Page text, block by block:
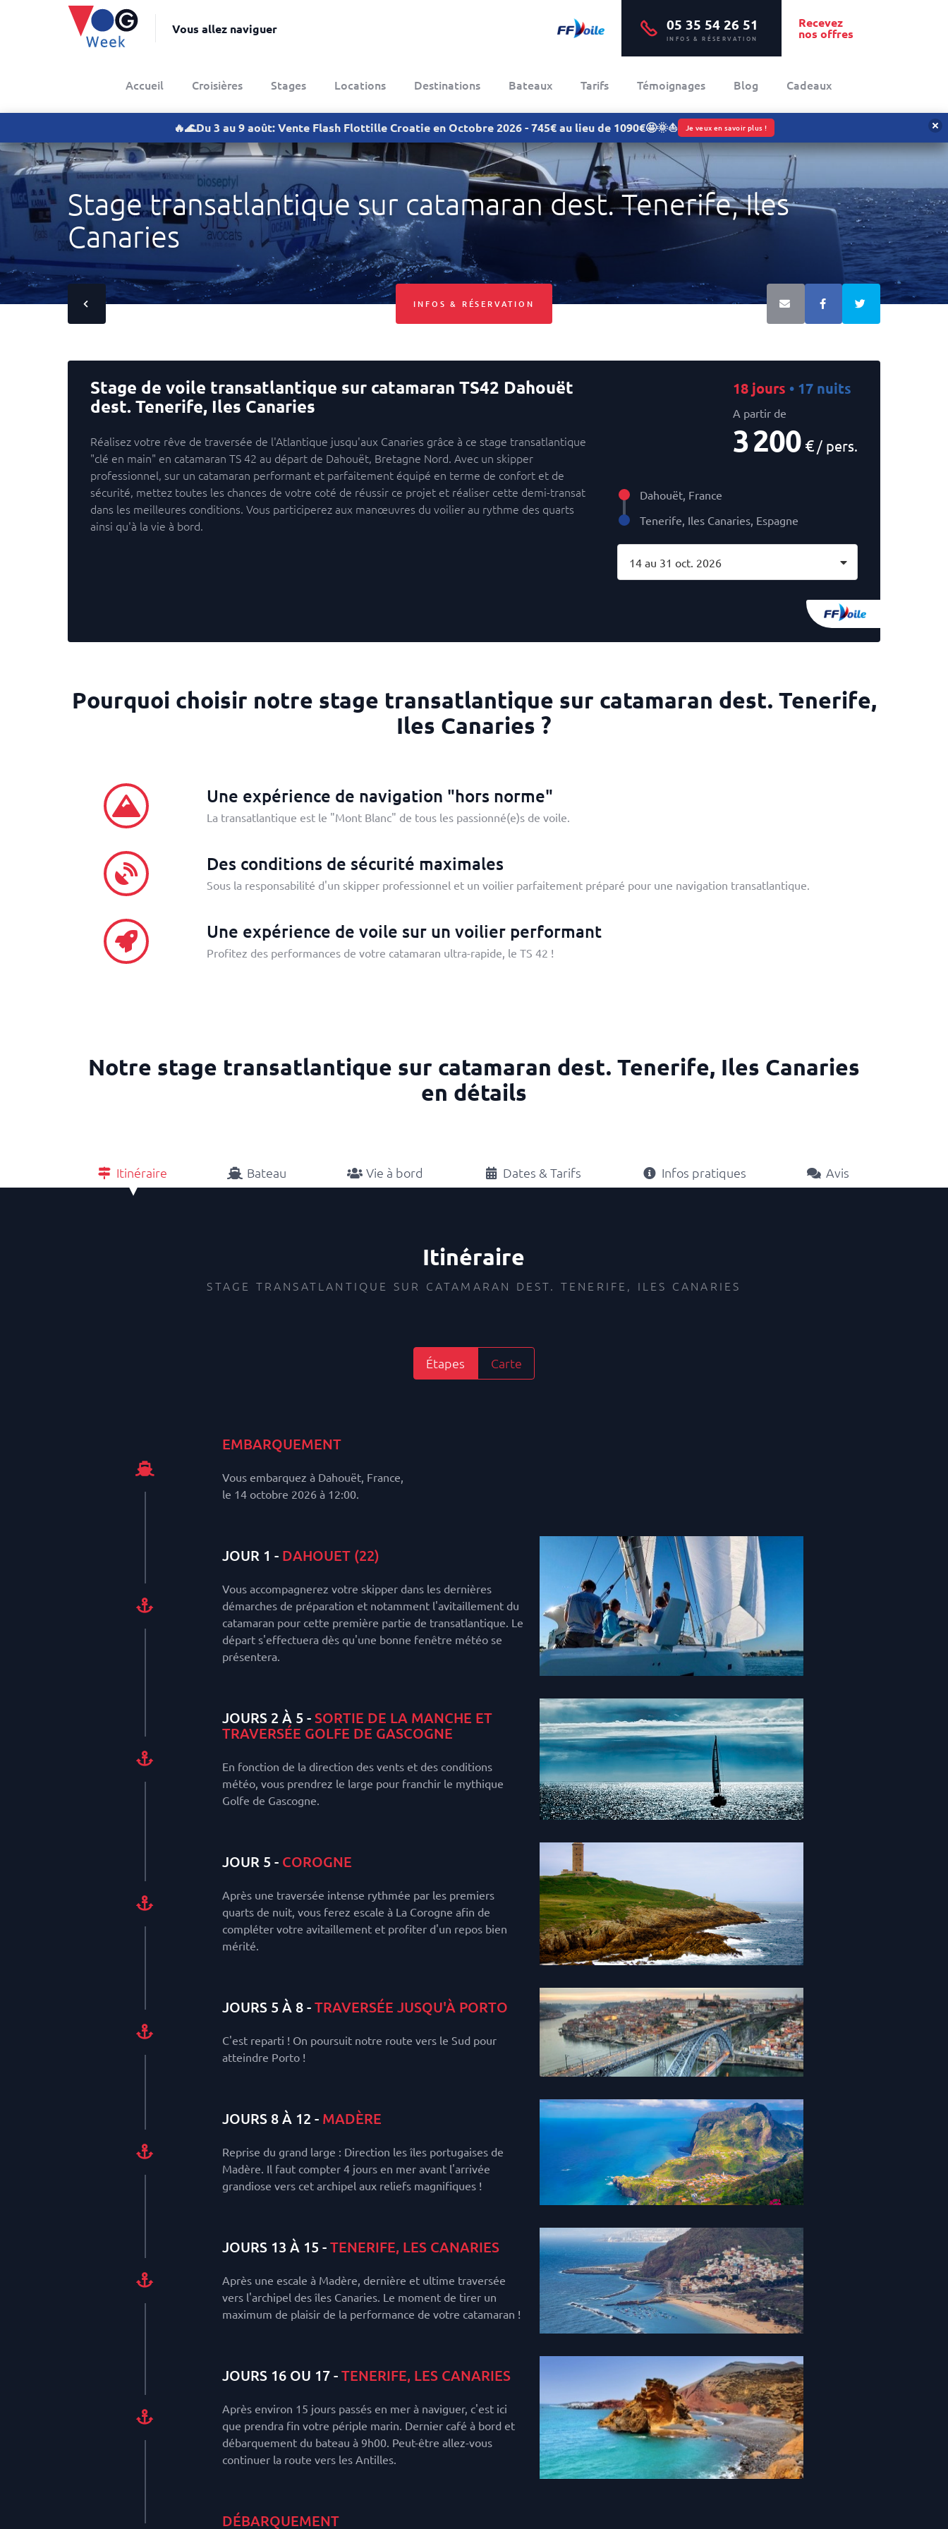
Vous allez naviguer 05 35 54 26 51
INFOS & RÉSERVATION
Recevez
nos offres
Accueil Croisières Stages Locations Destinations Bateaux Tarifs Témoignages Blog Cadeaux
🔥🌊Du 3 au 9 août: Vente Flash Flottille Croatie en Octobre 2026 - 745€ au lieu de 1090€🤩🌞⛵ Je veux en savoir plus !
Stage transatlantique sur catamaran dest. Tenerife, Iles
Canaries
INFOS & RÉSERVATION
Stage de voile transatlantique sur catamaran TS42 Dahouët
dest. Tenerife, Iles Canaries
Réalisez votre rêve de traversée de l'Atlantique jusqu'aux Canaries grâce à ce stage transatlantique
"clé en main" en catamaran TS 42 au départ de Dahouët, Bretagne Nord. Avec un skipper
professionnel, sur un catamaran performant et parfaitement équipé en terme de confort et de
sécurité, mettez toutes les chances de votre coté de réussir ce projet et réaliser cette demi-transat
dans les meilleures conditions. Vous participerez aux manœuvres du voilier au rythme des quarts
ainsi qu'à la vie à bord.
18 jours • 17 nuits
A partir de
3 200 € / pers.
Dahouët, France
Tenerife, Iles Canaries, Espagne
14 au 31 oct. 2026
Pourquoi choisir notre stage transatlantique sur catamaran dest. Tenerife,
Iles Canaries ?
Une expérience de navigation "hors norme"
La transatlantique est le "Mont Blanc" de tous les passionné(e)s de voile.
Des conditions de sécurité maximales
Sous la responsabilité d'un skipper professionnel et un voilier parfaitement préparé pour une navigation transatlantique.
Une expérience de voile sur un voilier performant
Profitez des performances de votre catamaran ultra-rapide, le TS 42 !
Notre stage transatlantique sur catamaran dest. Tenerife, Iles Canaries
en détails
Itinéraire Bateau Vie à bord Dates & Tarifs Infos pratiques Avis
Itinéraire
STAGE TRANSATLANTIQUE SUR CATAMARAN DEST. TENERIFE, ILES CANARIES
Étapes Carte
EMBARQUEMENT
Vous embarquez à Dahouët, France,
le 14 octobre 2026 à 12:00.
JOUR 1 - DAHOUET (22)
Vous accompagnerez votre skipper dans les dernières
démarches de préparation et notamment l'avitaillement du
catamaran pour cette première partie de transatlantique. Le
départ s'effectuera dès qu'une bonne fenêtre météo se
présentera.
JOURS 2 À 5 -SORTIE DE LA MANCHE ET
TRAVERSÉE GOLFE DE GASCOGNE
En fonction de la direction des vents et des conditions
météo, vous prendrez le large pour franchir le mythique
Golfe de Gascogne.
JOUR 5 - COROGNE
Après une traversée intense rythmée par les premiers
quarts de nuit, vous ferez escale à La Corogne afin de
compléter votre avitaillement et profiter d'un repos bien
mérité.
JOURS 5 À 8 -TRAVERSÉE JUSQU'À PORTO
C'est reparti ! On poursuit notre route vers le Sud pour
atteindre Porto !
JOURS 8 À 12 - MADÈRE
Reprise du grand large : Direction les îles portugaises de
Madère. Il faut compter 4 jours en mer avant l'arrivée
grandiose vers cet archipel aux reliefs magnifiques !
JOURS 13 À 15 -TENERIFE, LES CANARIES
Après une escale à Madère, dernière et ultime traversée
vers l'archipel des îles Canaries. Le moment de tirer un
maximum de plaisir de la performance de votre catamaran !
JOURS 16 OU 17 -TENERIFE, LES CANARIES
Après environ 15 jours passés en mer à naviguer, c'est ici
que prendra fin votre périple marin. Dernier café à bord et
débarquement du bateau à 9h00. Peut-être allez-vous
continuer la route vers les Antilles.
DÉBARQUEMENT